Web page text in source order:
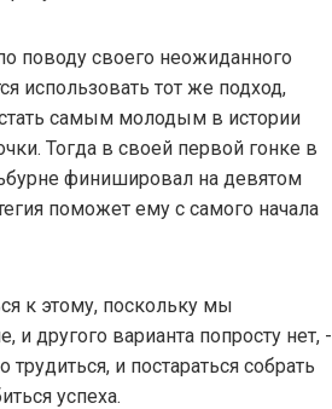
поводу своего неожиданного
использовать тот же подход,
самым молодым в истории
Тогда в своей первой гонке в
финишировал на девятом
поможет ему с самого начала
к этому, поскольку мы
другого варианта попросту нет, -
и постараться собрать
успеха.